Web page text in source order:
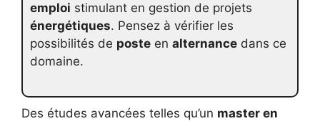
emploi stimulant en gestion de projets
énergétiques. Pensez à vérifier les
possibilités de poste en alternance dans ce
domaine.
Des études avancées telles qu’un master en